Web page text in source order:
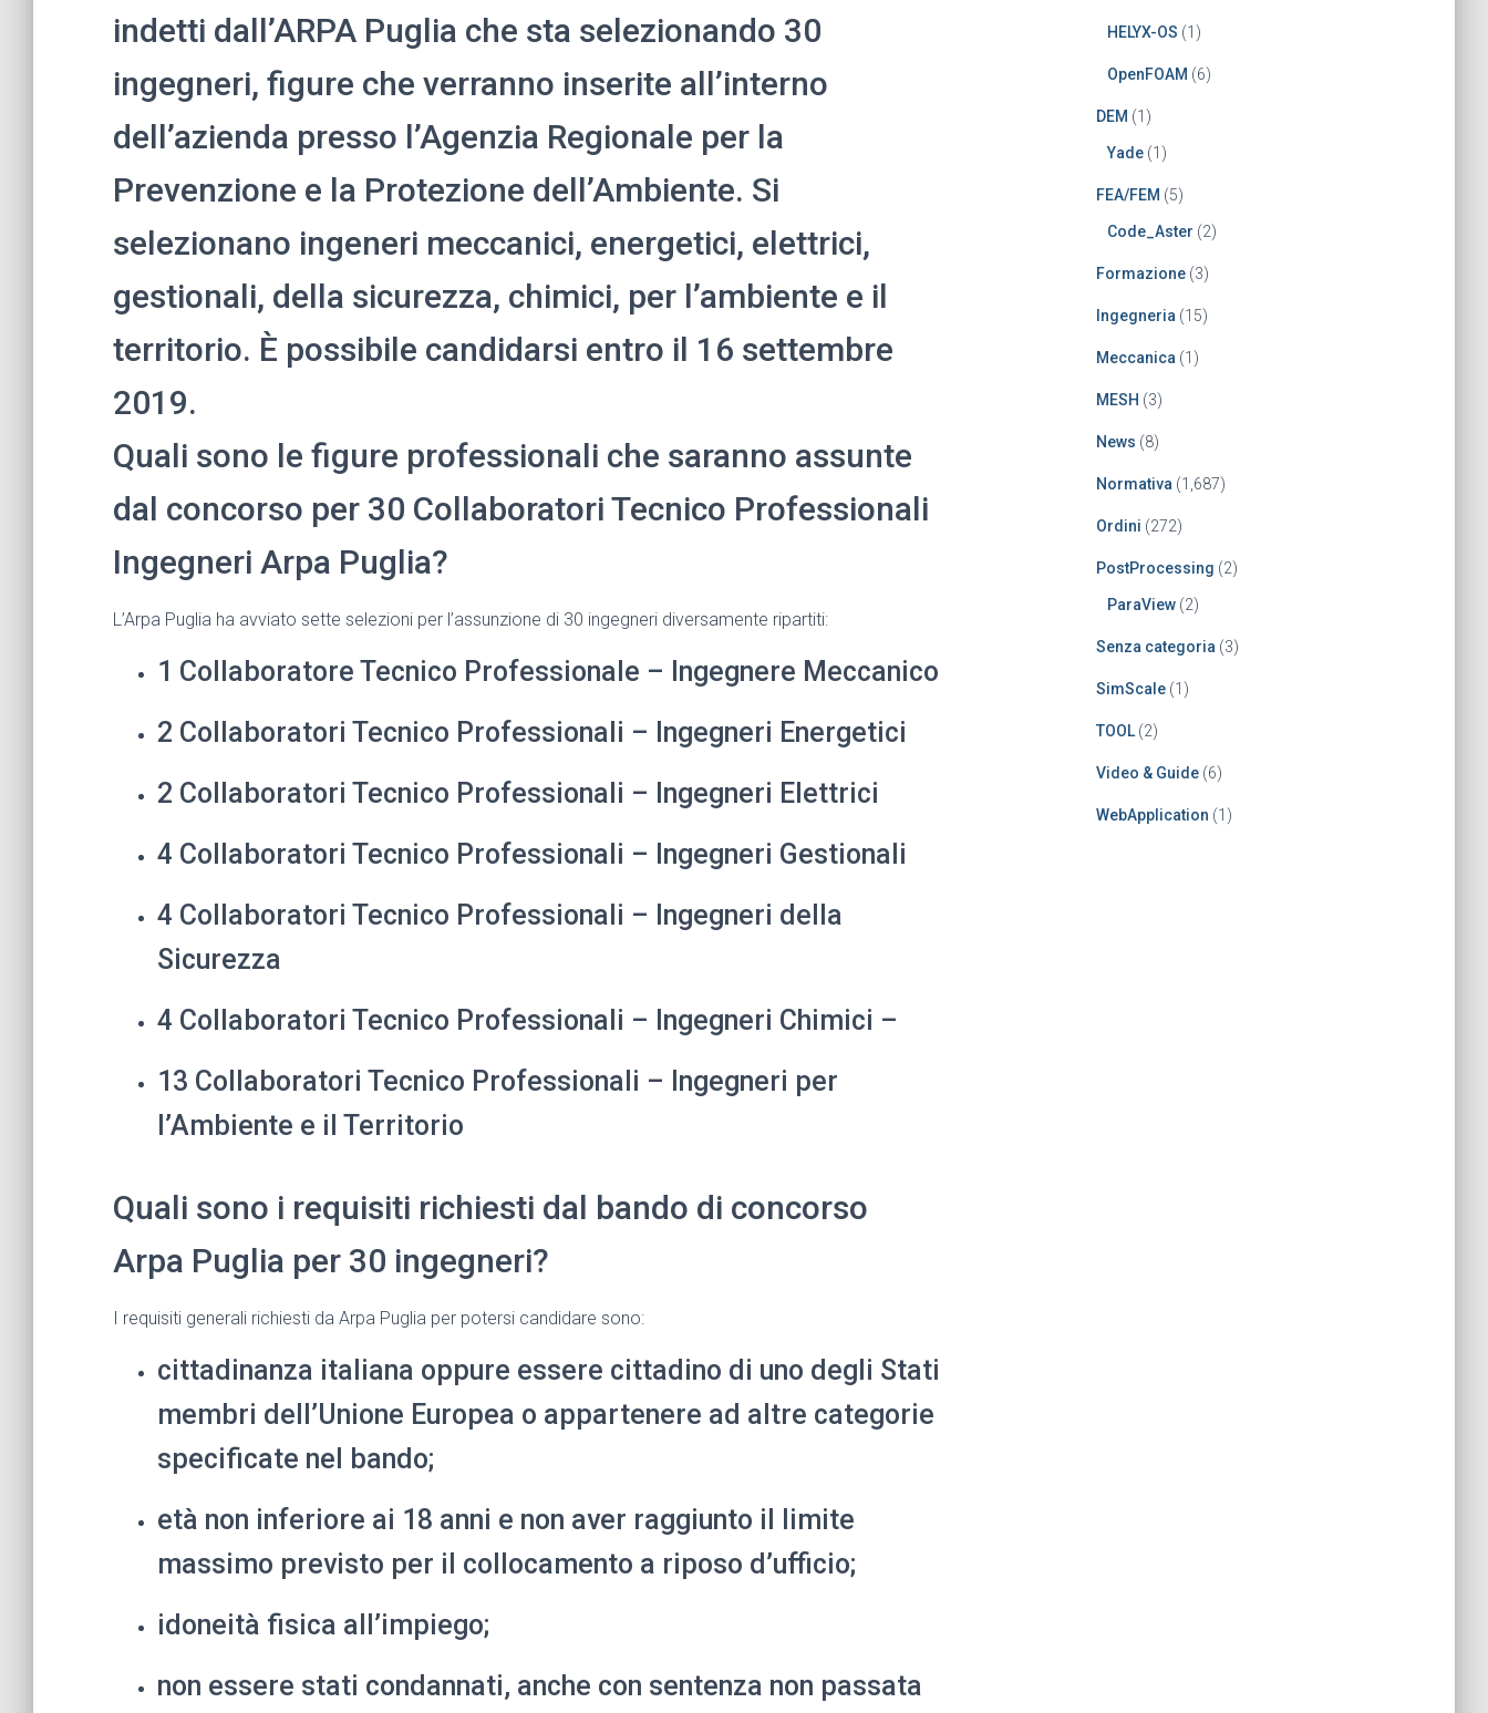
indetti dall’ARPA Puglia che sta selezionando 30
ingegneri, figure che verranno inserite all’interno
dell’azienda presso l’Agenzia Regionale per la
Prevenzione e la Protezione dell’Ambiente. Si
selezionano ingeneri meccanici, energetici, elettrici,
gestionali, della sicurezza, chimici, per l’ambiente e il
territorio. È possibile candidarsi entro il 16 settembre
2019.
Quali sono le figure professionali che saranno assunte
dal concorso per 30 Collaboratori Tecnico Professionali
Ingegneri Arpa Puglia?
L’Arpa Puglia ha avviato sette selezioni per l’assunzione di 30 ingegneri diversamente ripartiti:
1 Collaboratore Tecnico Professionale – Ingegnere Meccanico
2 Collaboratori Tecnico Professionali – Ingegneri Energetici
2 Collaboratori Tecnico Professionali – Ingegneri Elettrici
4 Collaboratori Tecnico Professionali – Ingegneri Gestionali
4 Collaboratori Tecnico Professionali – Ingegneri della
Sicurezza
4 Collaboratori Tecnico Professionali – Ingegneri Chimici –
13 Collaboratori Tecnico Professionali – Ingegneri per
l’Ambiente e il Territorio
Quali sono i requisiti richiesti dal bando di concorso
Arpa Puglia per 30 ingegneri?
I requisiti generali richiesti da Arpa Puglia per potersi candidare sono:
cittadinanza italiana oppure essere cittadino di uno degli Stati
membri dell’Unione Europea o appartenere ad altre categorie
specificate nel bando;
età non inferiore ai 18 anni e non aver raggiunto il limite
massimo previsto per il collocamento a riposo d’ufficio;
idoneità fisica all’impiego;
non essere stati condannati, anche con sentenza non passata
HELYX-OS (1)
OpenFOAM (6)
DEM (1)
Yade(1)
FEA/FEM (5)
Code_Aster (2)
Formazione(3)
Ingegneria (15)
Meccanica (1)
MESH (3)
News (8)
Normativa (1,687)
Ordini (272)
PostProcessing (2)
ParaView(2)
Senza categoria (3)
SimScale(1)
TOOL(2)
Video & Guide(6)
WebApplication (1)